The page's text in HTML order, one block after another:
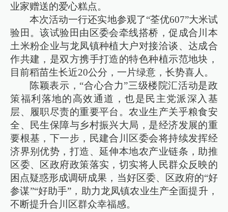
业家赠送的爱心糕点。
本次活动一行还实地参观了“荃优607”大米试
验田。该试验田由区委会牵线搭桥，促成合川本
土米粉企业与龙凤镇种植大户对接洽谈、达成合
作共建，是双方携手打造的特色种植示范地块，
目前稻苗生长近20公分，一片绿意，长势喜人。
陈颖表示，“合心合力”三级楼院汇活动是政
策福利落地的高效通道，也是民主党派深入基
层、履职尽责的重要平台。农业生产关乎粮食安
全、民生保障与乡村振兴大局，是经济发展的重
要根基，下一步，民建合川区委会将持续发挥经
济界别优势，打造、延伸本地农产业链条，助推
区委、区政府政策落实，切实将人民群众反映的
困点疑惑形成调研成果，当好区委、区政府的“好
参谋”“好助手”，助力龙凤镇农业生产全面提升，
不断提升合川区群众幸福感。